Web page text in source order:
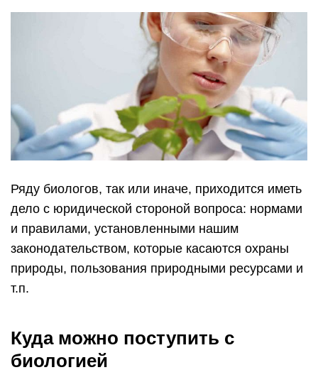
Ряду биологов, так или иначе, приходится иметь
дело с юридической стороной вопроса: нормами
и правилами, установленными нашим
законодательством, которые касаются охраны
природы, пользования природными ресурсами и
т.п.
Куда можно поступить с
биологией